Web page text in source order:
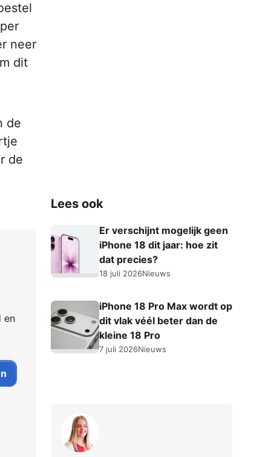
neer
dit
de
de
en
Lees ook
Er verschijnt mogelijk geen
iPhone 18 dit jaar: hoe zit
dat precies?
18 juli 2026Nieuws
iPhone 18 Pro Max wordt op
dit vlak véél beter dan de
kleine 18 Pro
7 juli 2026Nieuws